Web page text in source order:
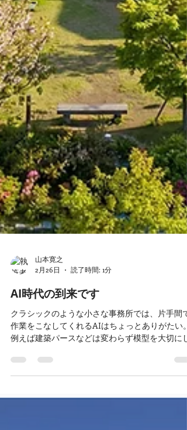
山本寛之
2月26日
読了時間: 1分
AI時代の到来です
クラシックのような小さな事務所では、片手間で
例えば建築パースなどは変わらず模型を大切にし
ていますが、簡単なイメージ作成にはgensparkな
ョットのために十万単位でコストかかりました